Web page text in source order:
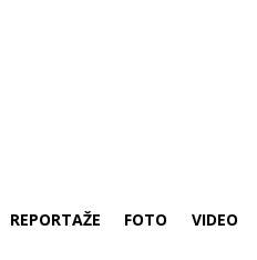
REPORTAŽE FOTO VIDEO